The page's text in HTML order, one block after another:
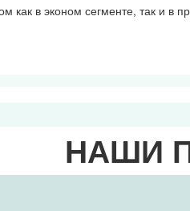
как в эконом сегменте, так и в
НАШИ